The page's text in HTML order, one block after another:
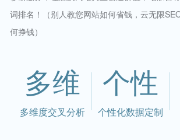
词排名！（别人教您网站如何省钱，云无限
何挣钱）
多维
多维度交叉分析
个性
个性化数据定制